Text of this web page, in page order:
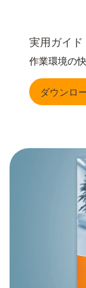
実用ガイド
作業環境の
ダウンロ